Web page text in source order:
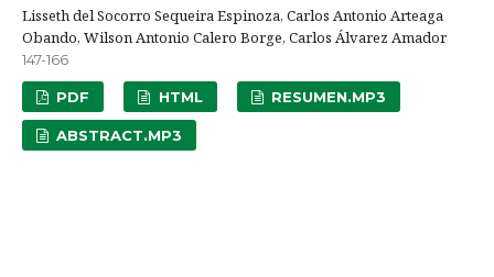
Lisseth del Socorro Sequeira Espinoza, Carlos Antonio Arteaga
Obando, Wilson Antonio Calero Borge, Carlos Álvarez Amador
147-166
PDF HTML RESUMEN.MP3
ABSTRACT.MP3